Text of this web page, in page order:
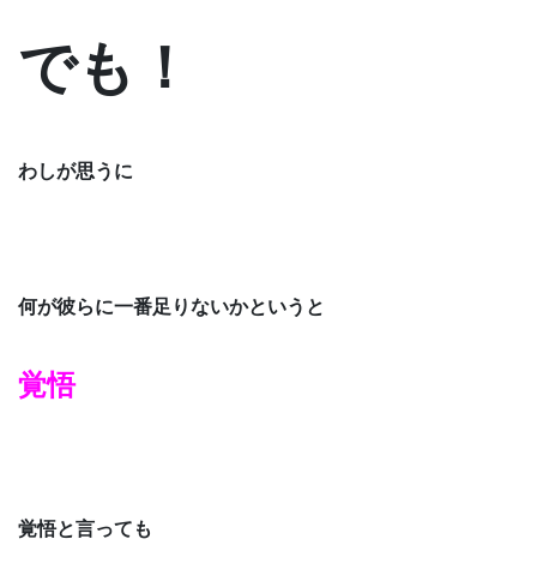
でも！
わしが思うに
何が彼らに一番足りないかというと
覚悟
覚悟と言っても